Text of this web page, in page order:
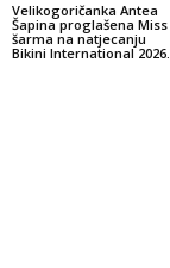
Velikogoričanka Antea
Šapina proglašena Miss
šarma na natjecanju
Bikini International 2026.